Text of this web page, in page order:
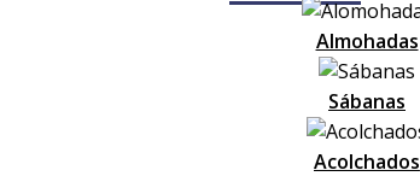
Almohadas
Sábanas
Acolchados